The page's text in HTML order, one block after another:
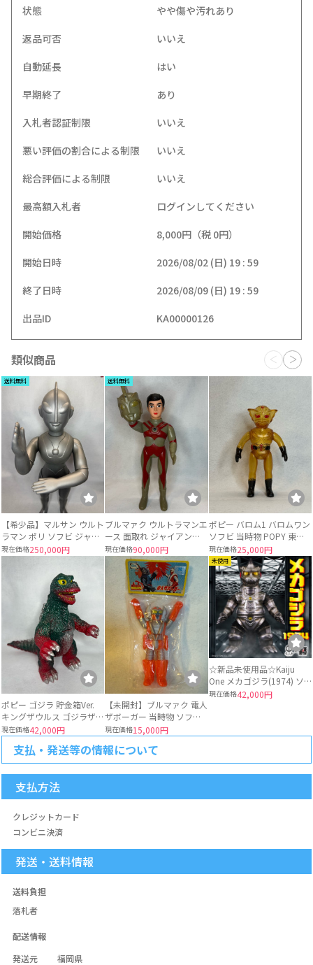
状態
やや傷や汚れあり
返品可否
いいえ
自動延長
はい
早期終了
あり
入札者認証制限
いいえ
悪い評価の割合による制限
いいえ
総合評価による制限
いいえ
最高額入札者
ログインしてください
開始価格
8,000円（税 0円）
開始日時
2026/08/02 (日) 19 : 59
終了日時
2026/08/09 (日) 19 : 59
出品ID
KA00000126
類似商品
送料無料
【希少品】マルサン ウルト
ラマン ポリ ソフビ ジャイ
アントサイズ 当時物 約
49〜50cm
現在価格250,000円
送料無料
ブルマァク ウルトラマンエ
ース 面取れ ジャイアント
サイズ ソフビ
現在価格90,000円
ポピー ゴジラ 貯金箱Ver.
キングザウルス ゴジラザウ
ルス 当時物
現在価格42,000円
【未開封】ブルマァク 電人
ザボーガー 当時物 ソフビ
ロボット
現在価格15,000円
ポピー バロム1 バロムワン
ソフビ 当時物 POPY 東映
スケルトン
現在価格25,000円
未使用
☆新品未使用品☆Kaiju
One メカゴジラ(1974) ソ
フビ 墓場の画廊
現在価格42,000円
支払・発送等の情報について
支払方法
クレジットカード
コンビニ決済
発送・送料情報
送料負担
落札者
配送情報
発送元
福岡県